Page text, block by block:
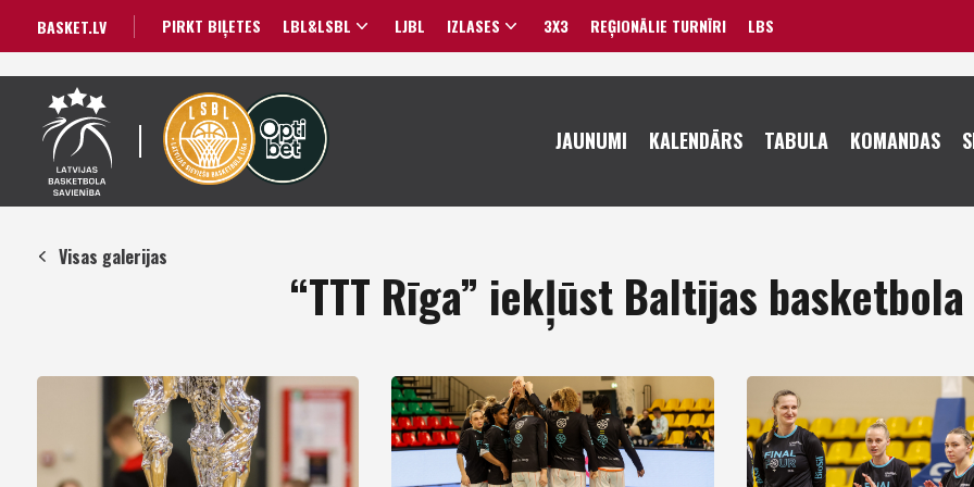
BASKET.LV PIRKT BIĻETES LBL&LSBL LJBL IZLASES
VĪRIEŠI
3X3 REĢIONĀLIE TURNĪRI LBS
JAUNUMI KALENDĀRS TABULA KOMANDAS
Visas galerijas
“TTT Rīga” iekļūst Baltijas